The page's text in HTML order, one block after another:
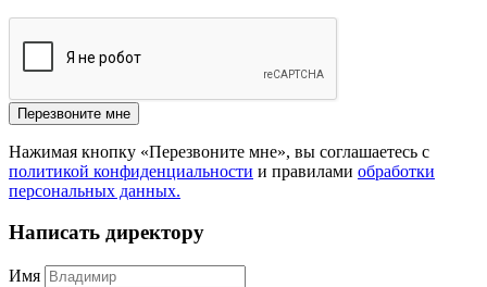
Перезвоните мне
Нажимая кнопку «Перезвоните мне», вы соглашаетесь с
политикой конфиденциальности и правилами обработки
персональных данных.
Написать директору
Имя